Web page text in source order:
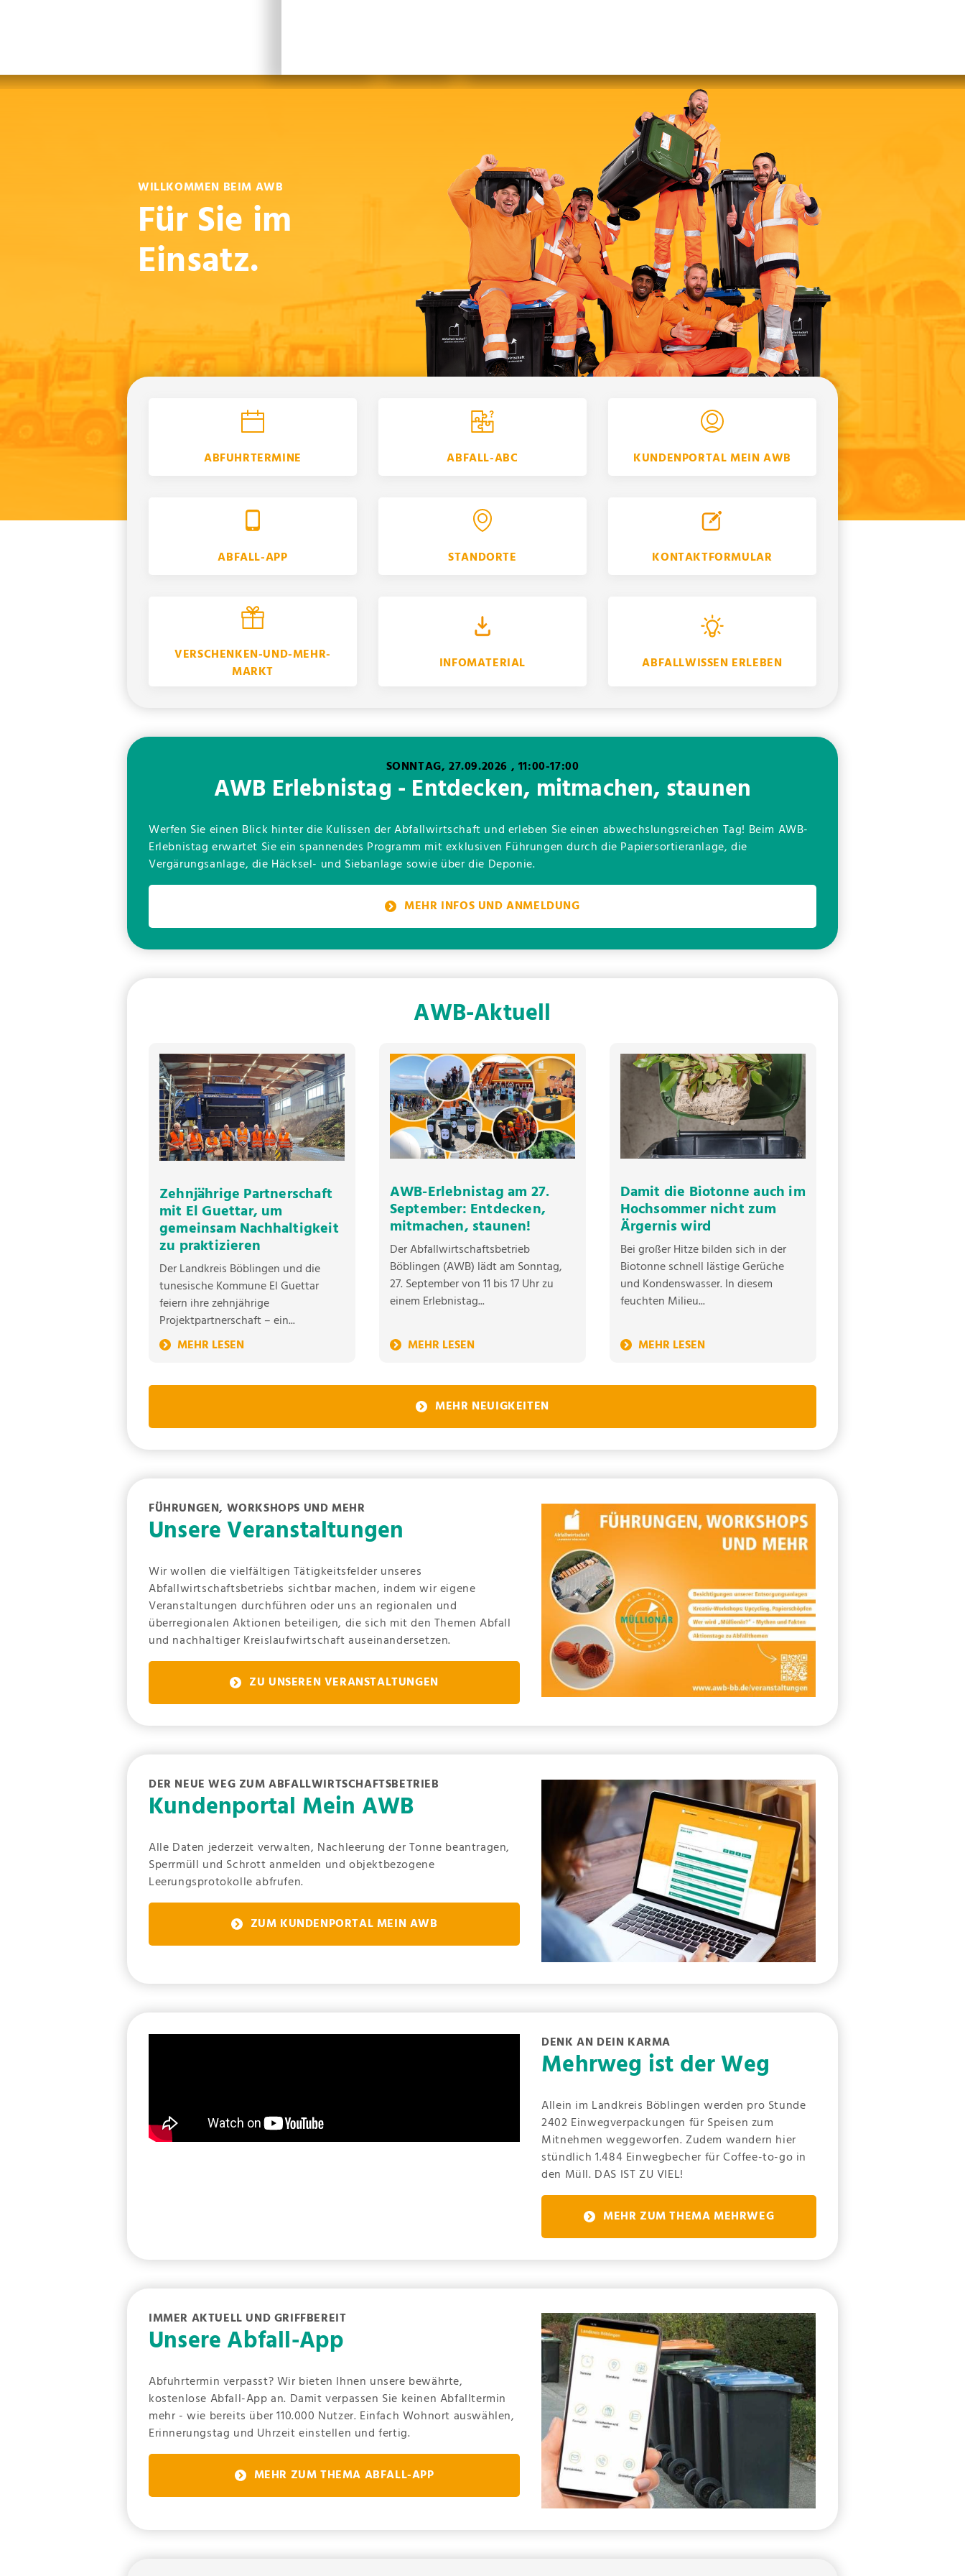
WILLKOMMEN BEIM AWB
Für Sie im
Einsatz.
ABFUHRTERMINE ABFALL-ABC KUNDENPORTAL MEIN AWB
ABFALL-APP STANDORTE KONTAKTFORMULAR
VERSCHENKEN-UND-MEHR-
MARKT
INFOMATERIAL ABFALLWISSEN ERLEBEN
SONNTAG, 27.09.2026 , 11:00-17:00
AWB Erlebnistag - Entdecken, mitmachen, staunen
Werfen Sie einen Blick hinter die Kulissen der Abfallwirtschaft und erleben Sie einen abwechslungsreichen Tag! Beim AWB-
Erlebnistag erwartet Sie ein spannendes Programm mit exklusiven Führungen durch die Papiersortieranlage, die
Vergärungsanlage, die Häcksel- und Siebanlage sowie über die Deponie.
MEHR INFOS UND ANMELDUNG
AWB-Aktuell
Zehnjährige Partnerschaft
mit El Guettar, um
gemeinsam Nachhaltigkeit
zu praktizieren
Der Landkreis Böblingen und die
tunesische Kommune El Guettar
feiern ihre zehnjährige
Projektpartnerschaft – ein...
AWB-Erlebnistag am 27.
September: Entdecken,
mitmachen, staunen!
Der Abfallwirtschaftsbetrieb
Böblingen (AWB) lädt am Sonntag,
27. September von 11 bis 17 Uhr zu
einem Erlebnistag...
Damit die Biotonne auch im
Hochsommer nicht zum
Ärgernis wird
Bei großer Hitze bilden sich in der
Biotonne schnell lästige Gerüche
und Kondenswasser. In diesem
feuchten Milieu...
MEHR NEUIGKEITEN
FÜHRUNGEN, WORKSHOPS UND MEHR
Unsere Veranstaltungen
Wir wollen die vielfältigen Tätigkeitsfelder unseres
Abfallwirtschaftsbetriebs sichtbar machen, indem wir eigene
Veranstaltungen durchführen oder uns an regionalen und
überregionalen Aktionen beteiligen, die sich mit den Themen Abfall
und nachhaltiger Kreislaufwirtschaft auseinandersetzen.
ZU UNSEREN VERANSTALTUNGEN
DER NEUE WEG ZUM ABFALLWIRTSCHAFTSBETRIEB
Kundenportal Mein AWB
Alle Daten jederzeit verwalten, Nachleerung der Tonne beantragen,
Sperrmüll und Schrott anmelden und objektbezogene
Leerungsprotokolle abfrufen.
ZUM KUNDENPORTAL MEIN AWB
DENK AN DEIN KARMA
Mehrweg ist der Weg
Allein im Landkreis Böblingen werden pro Stunde
2402 Einwegverpackungen für Speisen zum
Mitnehmen weggeworfen. Zudem wandern hier
stündlich 1.484 Einwegbecher für Coffee-to-go in
den Müll. DAS IST ZU VIEL!
MEHR ZUM THEMA MEHRWEG
IMMER AKTUELL UND GRIFFBEREIT
Unsere Abfall-App
Abfuhrtermin verpasst? Wir bieten Ihnen unsere bewährte,
kostenlose Abfall-App an. Damit verpassen Sie keinen Abfalltermin
mehr - wie bereits über 110.000 Nutzer. Einfach Wohnort auswählen,
Erinnerungstag und Uhrzeit einstellen und fertig.
MEHR ZUM THEMA ABFALL-APP